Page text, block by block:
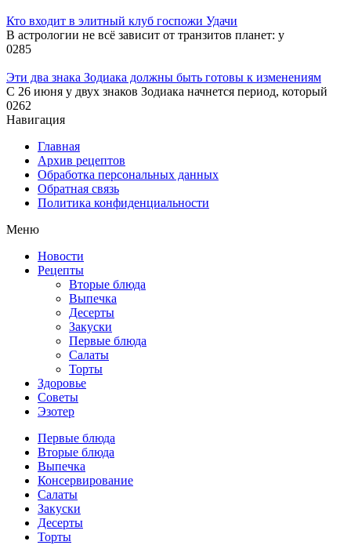
Кто входит в элитный клуб госпожи Удачи
В астрологии не всё зависит от транзитов планет: у
0285
Эти два знака Зодиака должны быть готовы к изменениям
С 26 июня у двух знаков Зодиака начнется период, который
0262
Навигация
Главная
Архив рецептов
Обработка персональных данных
Обратная связь
Политика конфиденциальности
Меню
Новости
Рецепты
Вторые блюда
Выпечка
Десерты
Закуски
Первые блюда
Салаты
Торты
Здоровье
Советы
Эзотер
Первые блюда
Вторые блюда
Выпечка
Консервирование
Салаты
Закуски
Десерты
Торты